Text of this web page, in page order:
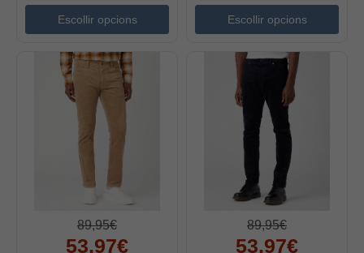
Escollir opcions Escollir opcions
89,95€
53,97€
89,95€
53,97€